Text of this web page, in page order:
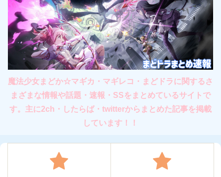
魔法少女まどか☆マギカ・マギレコ・まどドラに関するさ
まざまな情報や話題・速報・SSをまとめているサイトで
す。主に2ch・したらば・twitterからまとめた記事を掲載
しています！！